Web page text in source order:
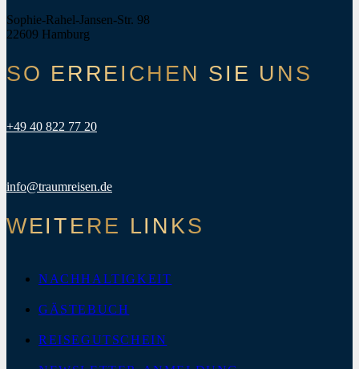
Sophie-Rahel-Jansen-Str. 98
22609 Hamburg
SO ERREICHEN SIE UNS
+49 40 822 77 20
info@traumreisen.de
WEITERE LINKS
NACHHALTIGKEIT
GÄSTEBUCH
REISEGUTSCHEIN